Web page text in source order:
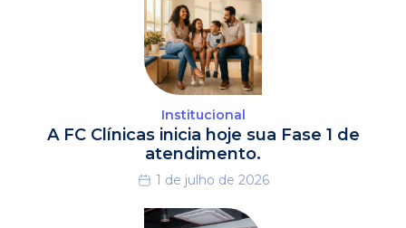
Institucional
A FC Clínicas inicia hoje sua Fase 1 de
atendimento.
1 de julho de 2026